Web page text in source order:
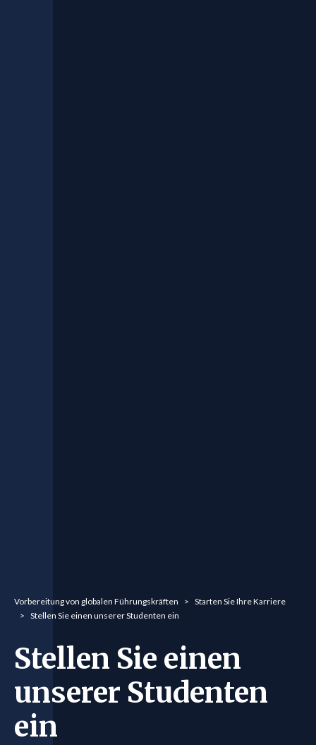
You are here:
Vorbereitung von globalen Führungskräften
Starten Sie Ihre Karriere
Stellen Sie einen unserer Studenten ein
Stellen Sie einen
unserer Studenten
ein